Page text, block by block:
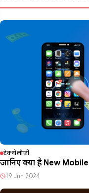
टेक्नोलॉजी
जानिए क्या है New
19 Jun 2024